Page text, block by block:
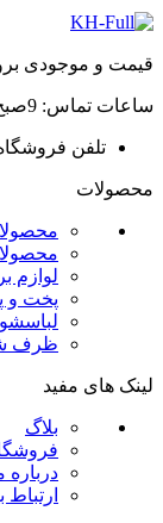
قیمت و موجودی
ساعات تماس: 9صبح تا 2 ظهر
تلفن فروشگاه:
محصولات
لوازم
پخت و
ظرف
لینک های مفید
بلاگ
درباره
ارتباط